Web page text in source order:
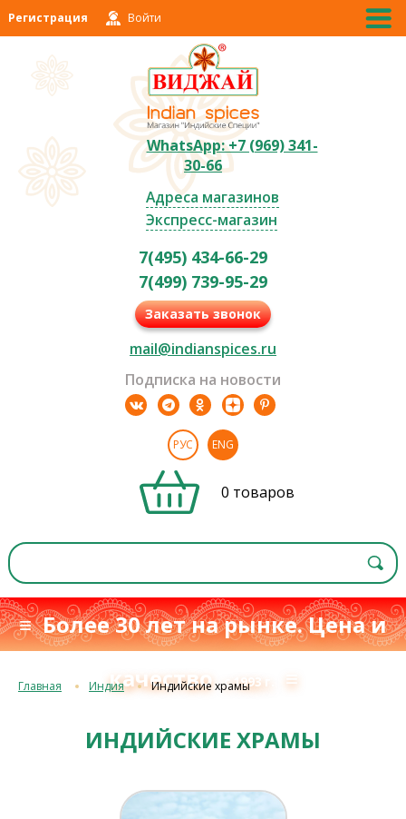
Регистрация Войти
WhatsApp: +7 (969) 341-
30-66
Адреса магазинов
Экспресс-магазин
7(495) 434-66-29
7(499) 739-95-29
Заказать звонок
mail@indianspices.ru
Подписка на новости
РУС ENG
0 товаров
≡ Более 30 лет на рынке. Цена и
качествос 1993 г. ≡
Главная Индия Индийские храмы
ИНДИЙСКИЕ ХРАМЫ